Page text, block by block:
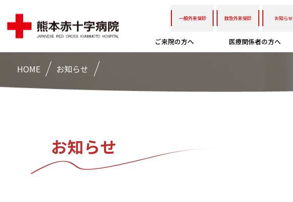
一般外来受診 救急外来受診 お知らせ
ご来院の方へ 医療関係者の方へ
HOME お知らせ
お知らせ